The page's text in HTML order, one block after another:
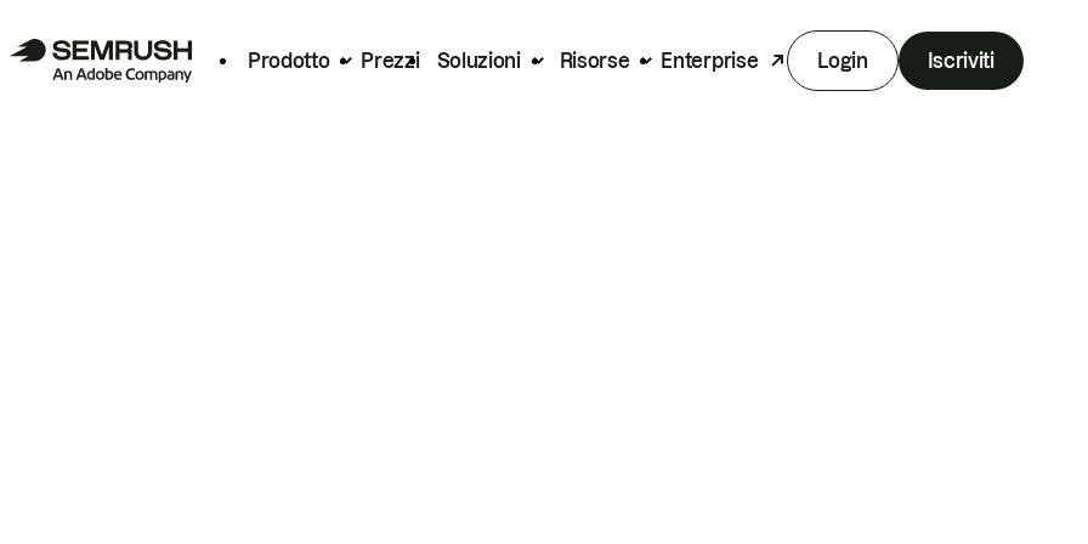
Prodotto Prezzi Soluzioni Risorse Enterprise Login Iscriviti